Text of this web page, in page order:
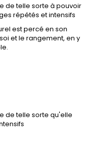
de telle sorte à pouvoir
répétés et intensifs
est percé en son
et le rangement, en y
de telle sorte qu'elle